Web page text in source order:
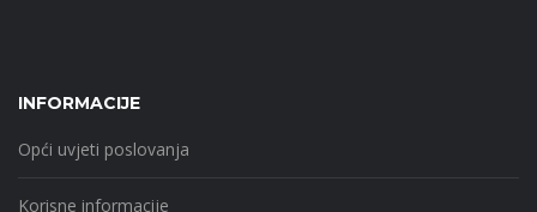
INFORMACIJE
Opći uvjeti poslovanja
Korisne informacije